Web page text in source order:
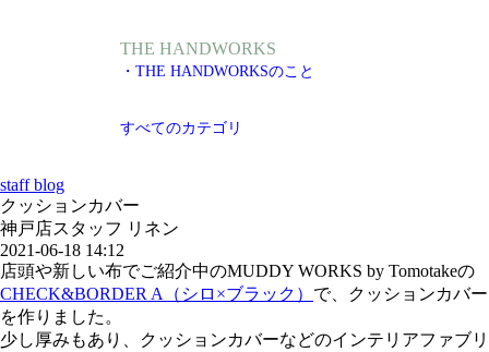
THE HANDWORKS
・THE HANDWORKSのこと
すべてのカテゴリ
staff blog
クッションカバー
神戸店スタッフ リネン
2021-06-18 14:12
店頭や新しい布でご紹介中のMUDDY WORKS by Tomotakeの
CHECK&BORDER A（シロ×ブラック） で、クッションカバー
を作りました。
少し厚みもあり、クッションカバーなどのインテリアファブリ